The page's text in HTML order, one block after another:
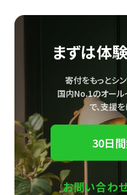
まずは体
寄付をもっとシ
国内No.1のオール
で、支援を
30日
お問い合わ